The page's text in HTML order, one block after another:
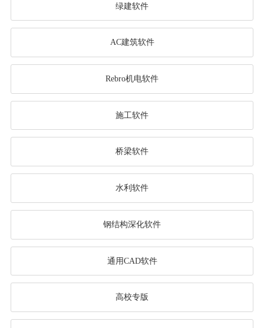
绿建软件
AC建筑软件
Rebro机电软件
施工软件
桥梁软件
水利软件
钢结构深化软件
通用CAD软件
高校专版